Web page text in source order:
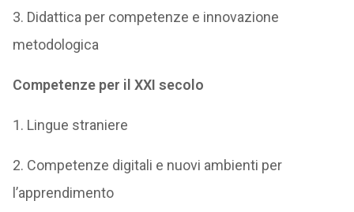
3. Didattica per competenze e innovazione
metodologica
Competenze per il XXI secolo
1. Lingue straniere
2. Competenze digitali e nuovi ambienti per
l’apprendimento